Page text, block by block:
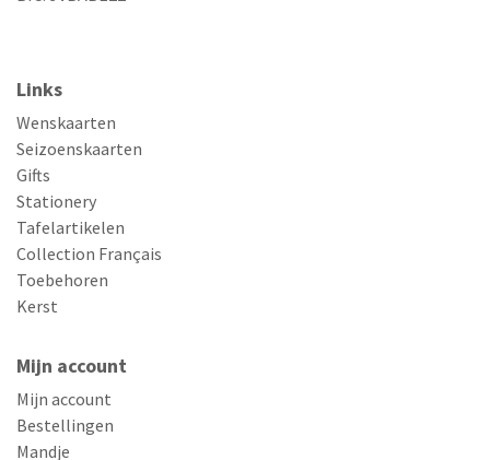
Links
Wenskaarten
Seizoenskaarten
Gifts
Stationery
Tafelartikelen
Collection Français
Toebehoren
Kerst
Mijn account
Mijn account
Bestellingen
Mandje